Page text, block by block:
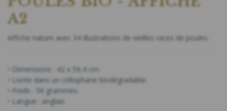
A2
Affiche nature avec 34 illustrations de vieilles races de poules.
• Dimensions : 42 x 59,4 cm.
• Livrée dans un cellophane biodégradable.
• Poids : 56 grammes.
• Langue : anglais